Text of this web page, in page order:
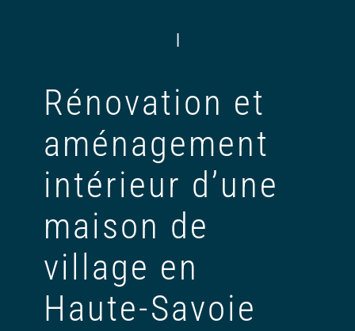
|
Rénovation et
aménagement
intérieur d’une
maison de
village en
Haute-Savoie